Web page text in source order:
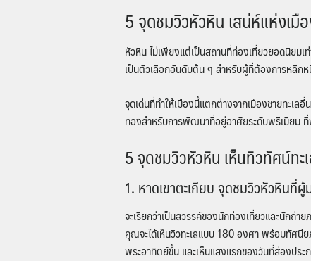
5 จุดชมวิวหัวหิน เสน่ห์แห่งเ
หัวหินไม่เพียงแต่เป็นสถานที่ท่องเที่ยวยอดนิยม
เป็นตัวเลือกอันดับต้น ๆ สำหรับผู้ที่ต้องการหลีกห
จุดเด่นที่ทำให้เมืองนี้แตกต่างจากเมืองชายทะเล
ทองสำหรับการพัฒนาที่อยู่อาศัยระดับพรีเมียม
5จุดชมวิวหัวหิน เห็นทิวทัศน์ทะ
1. หาดเขาตะเกียบ จุดชมวิวหัวหินที่ผู้
จะเรียกว่าเป็นสวรรค์ของนักท่องเที่ยวและนักถ่
คุณจะได้เห็นวิวทะเลแบบ 180 องศา พร้อมทัศ
พระอาทิตย์ขึ้น และเห็นแสงแรกของวันที่ส่องปร